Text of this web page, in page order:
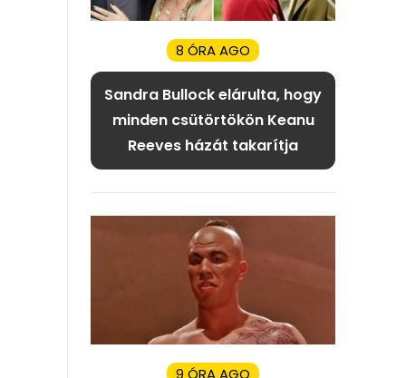
8 ÓRA AGO
Sandra Bullock elárulta, hogy
minden csütörtökön Keanu
Reeves házát takarítja
9 ÓRA AGO